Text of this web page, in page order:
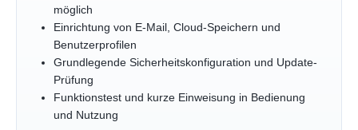
möglich
Einrichtung von E-Mail, Cloud-Speichern und
Benutzerprofilen
Grundlegende Sicherheitskonfiguration und Update-
Prüfung
Funktionstest und kurze Einweisung in Bedienung
und Nutzung